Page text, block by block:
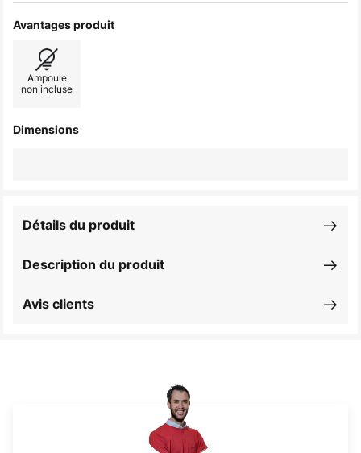
Avantages produit
Ampoule
non incluse
Dimensions
Description du produit
Détails du produit
Avis clients